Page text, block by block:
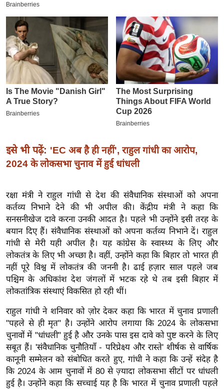
इ
म
ई
-
पे
र
मि
सा
बे
मि
ल
श
ख्सि
य
त
यं
ग
इं
या
सा
हि
त्य
ज
ग
इसे भी पढ़ें: 'EC अब है ही नहीं', राहुल गांधी का आरोप,
2024 के लोकसभा चुनाव में हुई धांधली
रक्षा मंत्री ने राहुल गांधी से देश की संवैधानिक संस्थाओं को अपना
कर्तव्य निभाने देने की भी अपील की। केंद्रीय मंत्री ने कहा कि
सनसनीखेज दावे करना उनकी आदत है। पहले भी उन्होंने इसी तरह के
बयान दिए हैं। संवैधानिक संस्थाओं को अपना कर्तव्य निभाने दें। राहुल
गांधी से मेरी यही अपील है। यह कांग्रेस के स्वास्थ्य के लिए और
लोकतंत्र के लिए भी अच्छा है। वहीं, उन्होंने कहा कि बिहार तो भारत ही
नहीं पूरे विश्व में लोकतंत्र की जननी है। ढाई हज़ार साल पहले जब
पश्चिम के अधिकांश देश जंगलों में भटक रहे थे तब इसी बिहार में
लोकतांत्रिक संस्थाएं विकसित हो रही थीं।
राहुल गांधी ने शनिवार को ज़ोर देकर कहा कि भारत में चुनाव प्रणाली
"पहले से ही मृत" है। उन्होंने आरोप लगाया कि 2024 के लोकसभा
चुनावों में "धांधली" हुई है और उनके पास इस दावे को पुष्ट करने के लिए
सबूत हैं। 'संवैधानिक चुनौतियाँ - परिप्रेक्ष्य और रास्ते' शीर्षक से वार्षिक
कानूनी सम्मेलन को संबोधित करते हुए, गांधी ने कहा कि उन्हें संदेह है
कि 2024 के आम चुनावों में 80 से ज़्यादा लोकसभा सीटों पर धांधली
हुई है। उन्होंने कहा कि सच्चाई यह है कि भारत में चुनाव प्रणाली पहले